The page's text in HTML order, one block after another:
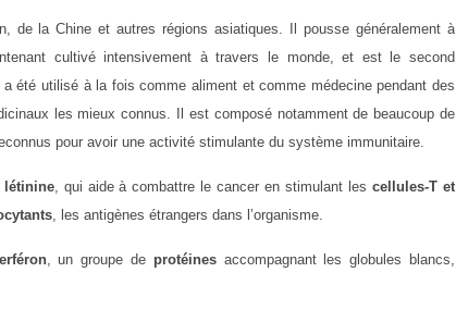
de la Chine et autres régions asiatiques. Il pousse généralement à
cultivé intensivement à travers le monde, et est le second
été utilisé à la fois comme aliment et comme médecine pendant des
les mieux connus. Il est composé notamment de beaucoup de
pour avoir une activité stimulante du système immunitaire.
létinine, qui aide à combattre le cancer en stimulant lescellules-T et
, les antigènes étrangers dans l’organisme.
, un groupe de protéinesaccompagnant les globules blancs,